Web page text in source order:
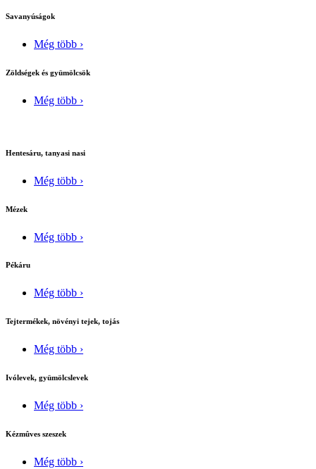
Savanyúságok
Még több ›
Zöldségek és gyümölcsök
Még több ›
Hentesáru, tanyasi nasi
Még több ›
Mézek
Még több ›
Pékáru
Még több ›
Tejtermékek, növényi tejek, tojás
Még több ›
Ivólevek, gyümölcslevek
Még több ›
Kézmûves szeszek
Még több ›